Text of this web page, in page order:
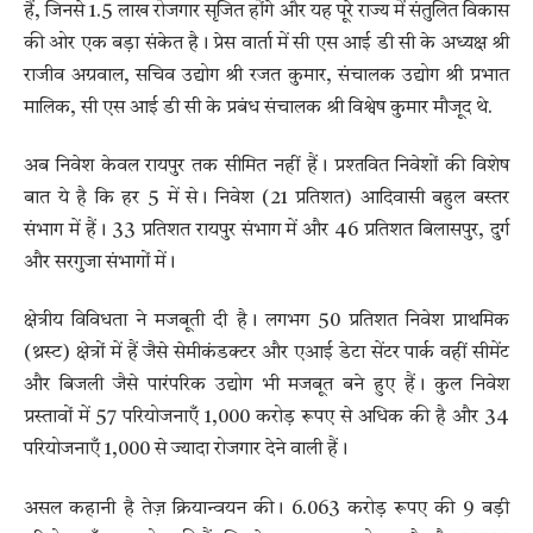
हैं, जिनसे 1.5 लाख रोजगार सृजित होंगे और यह पूरे राज्य में संतुलित विकास
की ओर एक बड़ा संकेत है। प्रेस वार्ता में सी एस आई डी सी के अध्यक्ष श्री
राजीव अग्रवाल, सचिव उद्योग श्री रजत कुमार, संचालक उद्योग श्री प्रभात
मालिक, सी एस आई डी सी के प्रबंध संचालक श्री विश्वेष कुमार मौजूद थे.
अब निवेश केवल रायपुर तक सीमित नहीं हैं। प्रश्तवित निवेशों की विशेष
बात ये है कि हर 5 में से। निवेश (21 प्रतिशत) आदिवासी बहुल बस्तर
संभाग में हैं। 33 प्रतिशत रायपुर संभाग में और 46 प्रतिशत बिलासपुर, दुर्ग
और सरगुजा संभागों में।
क्षेत्रीय विविधता ने मजबूती दी है। लगभग 50 प्रतिशत निवेश प्राथमिक
(थ्रस्ट) क्षेत्रों में हैं जैसे सेमीकंडक्टर और एआई डेटा सेंटर पार्क वहीं सीमेंट
और बिजली जैसे पारंपरिक उद्योग भी मजबूत बने हुए हैं। कुल निवेश
प्रस्तावों में 57 परियोजनाएँ 1,000 करोड़ रूपए से अधिक की है और 34
परियोजनाएँ 1,000 से ज्यादा रोजगार देने वाली हैं।
असल कहानी है तेज़ क्रियान्वयन की। 6.063 करोड़ रूपए की 9 बड़ी